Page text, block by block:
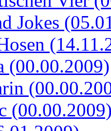
Jokes
(00.00.2009)